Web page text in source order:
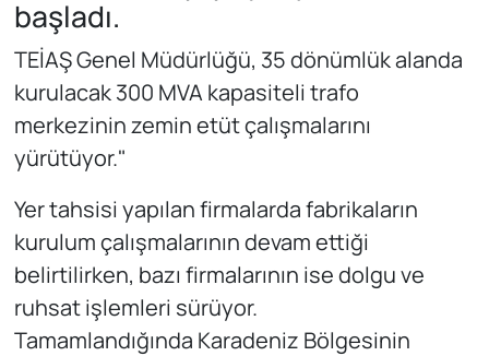
başladı.
TEİAŞ Genel Müdürlüğü, 35 dönümlük alanda
kurulacak 300 MVA kapasiteli trafo
merkezinin zemin etüt çalışmalarını
yürütüyor."
Yer tahsisi yapılan firmalarda fabrikaların
kurulum çalışmalarının devam ettiği
belirtilirken, bazı firmalarının ise dolgu ve
ruhsat işlemleri sürüyor.
Tamamlandığında Karadeniz Bölgesinin